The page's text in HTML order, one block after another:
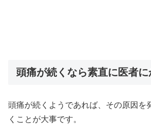
頭痛が続くなら素直に医者に
頭痛が続くようであれば、その原因を
くことが大事です。